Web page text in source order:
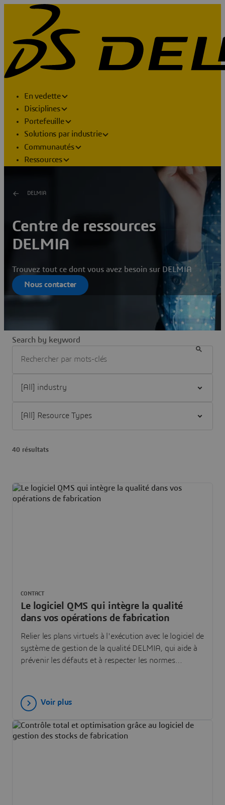
En vedette
Disciplines
Portefeuille
Solutions par industrie
Communautés
Ressources
DELMIA
Centre de ressources
DELMIA
Trouvez tout ce dont vous avez besoin sur DELMIA
Nous contacter
Search by keyword
40 résultats
Le logiciel QMS qui intègre la qualité
dans vos opérations de fabrication
Relier les plans virtuels à l'exécution avec le logiciel de
système de gestion de la qualité DELMIA, qui aide à
prévenir les défauts et à respecter les normes
CONTACT
Voir plus